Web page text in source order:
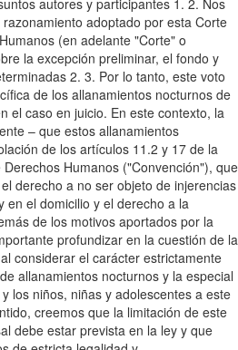
autores y participantes 1. 2. Nos
adoptado por esta Corte
(en adelante "Corte" o
la excepción preliminar, el fondo y
2. 3. Por lo tanto, este voto
de los allanamientos nocturnos de
el caso en juicio. En este contexto, la
– que estos allanamientos
de los artículos 11.2 y 17 de la
Humanos ("Convención"), que
derecho a no ser objeto de injerencias
en el domicilio y el derecho a la
de los motivos aportados por la
profundizar en la cuestión de la
considerar el carácter estrictamente
allanamientos nocturnos y la especial
los niños, niñas y adolescentes a este
creemos que la limitación de este
debe estar prevista en la ley y que